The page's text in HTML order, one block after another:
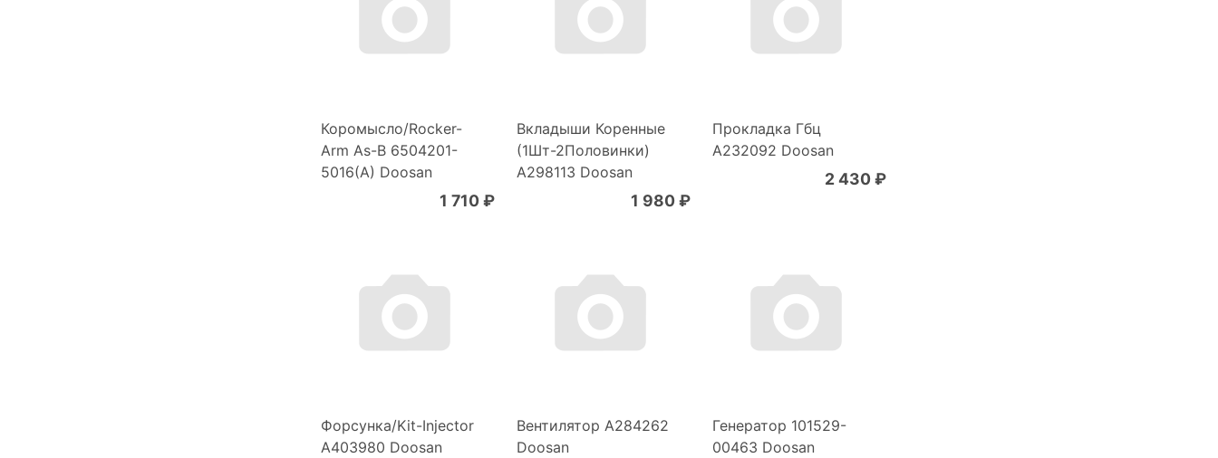
Коромысло/Rocker-
Arm As-B 6504201-
5016(A) Doosan
1 710 ₽
Вкладыши Коренные
(1Шт-2Половинки)
A298113 Doosan
1 980 ₽
Прокладка Гбц
A232092 Doosan
2 430 ₽
Форсунка/Kit-Injector
A403980 Doosan
Вентилятор A284262
Doosan
Генератор 101529-
00463 Doosan